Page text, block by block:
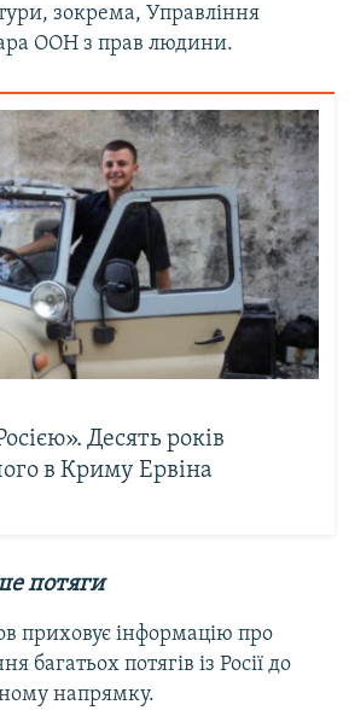
зокрема, Управління
ООН з прав людини.
Десять років
в Криму Ервіна
потяги
приховує інформацію про
багатьох потягів із Росії до
напрямку.